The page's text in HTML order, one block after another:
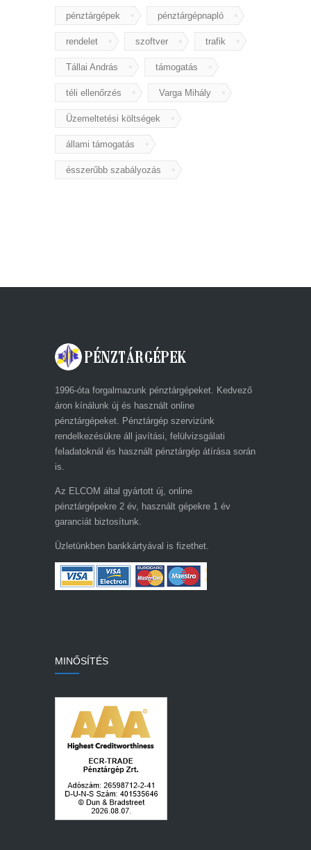
pénztárgépek pénztárgépnapló
rendelet szoftver trafik
Tállai András támogatás
téli ellenőrzés Varga Mihály
Üzemeltetési költségek
állami támogatás
ésszerűbb szabályozás
1996-óta forgalmazunk pénztárgépeket. Kedvező
áron kínálunk új és használt online
pénztárgépeket. Pénztárgép szervizünk
rendelkezésükre áll javítási, felülvizsgálati
feladatoknál és használt pénztárgép átírása során
is.
Az ELCOM által gyártott új, online
pénztárgépekre 2 év, használt gépekre 1 év
garanciát biztosítunk.
Üzletünkben bankkártyával is fizethet.
MINŐSÍTÉS